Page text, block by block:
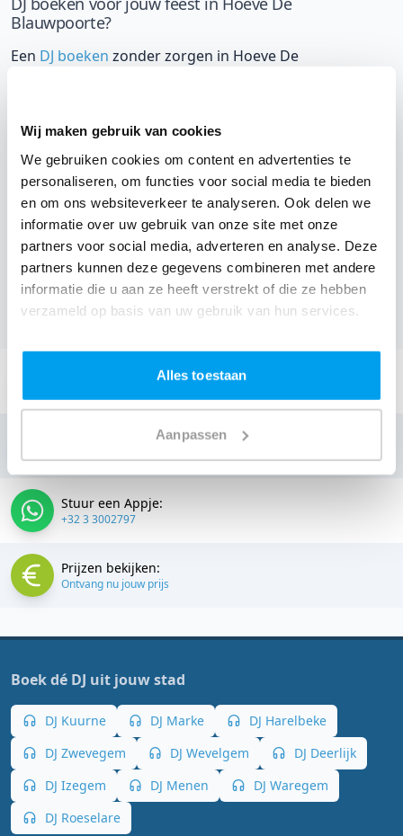
Wij maken gebruik van cookies
We gebruiken cookies om content en advertenties te
personaliseren, om functies voor social media te bieden
en om ons websiteverkeer te analyseren. Ook delen we
informatie over uw gebruik van onze site met onze
partners voor social media, adverteren en analyse. Deze
partners kunnen deze gegevens combineren met andere
informatie die u aan ze heeft verstrekt of die ze hebben
verzameld op basis van uw gebruik van hun services.
Alles toestaan
Aanpassen
Blauwpoorte?
Een DJ boeken zonder zorgen in Hoeve De
goed komt. Maar voordat je een DJ voor jouw feest gaat
boeken, wil je natuurlijk weten wat het kost.
Een DJ boeken uit West-Vlaanderenwas nog nooit zo
makkelijk. Daarom kun je bij ons online de prijs
berekenen voor jouw feest. Ook kun je nu boeken of
een vrijblijvende offerte aanvragen.Boek de beste DJ uit
Kortrijken omgeving, en check dus nu onze prijzen
voor jouw DJ .
Stuur een email:
Stuur een Appje:
+32 3 3002797
Prijzen bekijken:
Ontvang nu jouw prijs
Boek dé DJ uit jouw stad
DJ Kuurne DJ Marke
DJ Harelbeke
DJ Zwevegem
DJ Wevelgem
DJ Deerlijk
DJ Izegem
DJ Menen
DJ Waregem
DJ Roeselare